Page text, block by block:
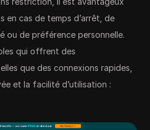
en cas de temps d’arrêt, de
ou de préférence personnelle.
qui offrent des
que des connexions rapides,
et la facilité d’utilisation :